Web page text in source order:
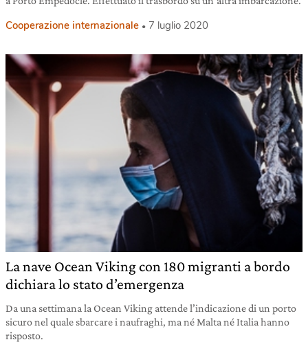
Cooperazione internazionale 7 luglio 2020
La nave Ocean Viking con 180 migranti a bordo
dichiara lo stato d’emergenza
Da una settimana la Ocean Viking attende l’indicazione di un porto
sicuro nel quale sbarcare i naufraghi, ma né Malta né Italia hanno
risposto.